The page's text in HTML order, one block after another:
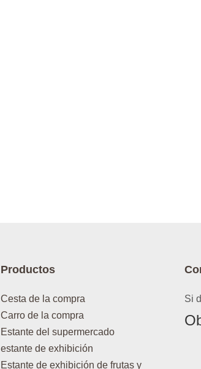
Productos
Cesta de la compra
Carro de la compra
Estante del supermercado
estante de exhibición
Estante de exhibición de frutas y
Si